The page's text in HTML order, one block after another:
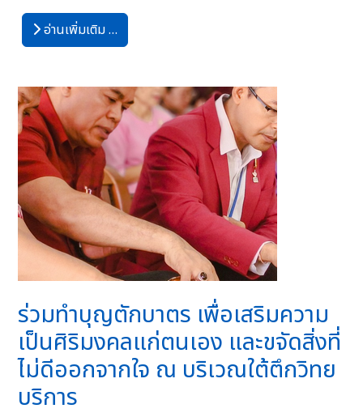
อ่านเพิ่มเติม …
ร่วมทำบุญตักบาตร เพื่อเสริมความ
เป็นศิริมงคลแก่ตนเอง และขจัดสิ่งที่
ไม่ดีออกจากใจ ณ บริเวณใต้ตึกวิทย
บริการ